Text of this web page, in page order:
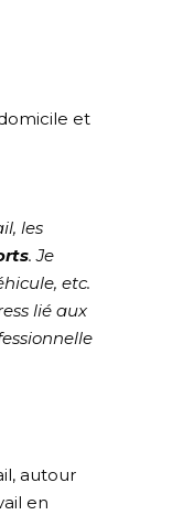
et
les
. Je
etc.
lié aux
autour
en